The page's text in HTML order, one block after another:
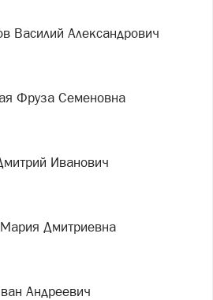
Василий Александрович
Фруза Семеновна
Иванович
Дмитриевна
Андреевич